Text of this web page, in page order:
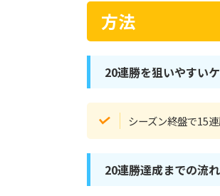
方法
20連勝を狙いやすい
シーズン終盤で15
20連勝達成までの流れ